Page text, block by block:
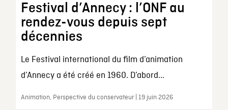
Festival d’Annecy : l’ONF au
rendez-vous depuis sept
décennies
Le Festival international du film d’animation
d’Annecy a été créé en 1960. D’abord...
Animation, Perspective du conservateur | 19 juin 2026